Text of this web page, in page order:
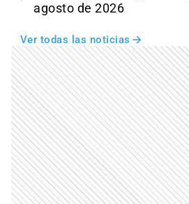
agosto de 2026
Ver todas las noticias